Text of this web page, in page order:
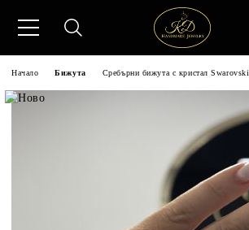
Начало Бижута Сребърни бижута с кристал Swarovski